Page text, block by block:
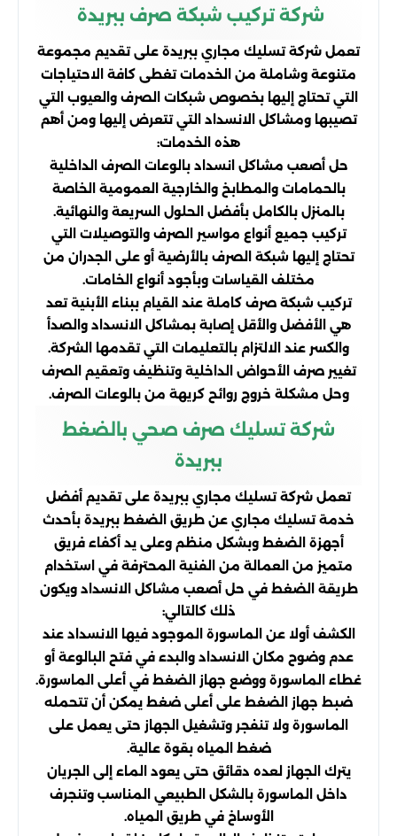
شركة تركيب شبكة صرف ببريدة
تعمل شركة تسليك مجاري ببريدة على تقديم مجموعة
متنوعة وشاملة من الخدمات تغطى كافة الاحتياجات
التي تحتاج إليها بخصوص شبكات الصرف والعيوب التي
تصيبها ومشاكل الانسداد التي تتعرض إليها ومن أهم
هذه الخدمات:
حل أصعب مشاكل انسداد بالوعات الصرف الداخلية
بالحمامات والمطابخ والخارجية العمومية الخاصة
بالمنزل بالكامل بأفضل الحلول السريعة والنهائية.
تركيب جميع أنواع مواسير الصرف والتوصيلات التي
تحتاج إليها شبكة الصرف بالأرضية أو على الجدران من
مختلف القياسات وبأجود أنواع الخامات.
تركيب شبكة صرف كاملة عند القيام ببناء الأبنية تعد
هي الأفضل والأقل إصابة بمشاكل الانسداد والصدأ
والكسر عند الالتزام بالتعليمات التي تقدمها الشركة.
تغيير صرف الأحواض الداخلية وتنظيف وتعقيم الصرف
وحل مشكلة خروج روائح كريهة من بالوعات الصرف.
شركة تسليك صرف صحي بالضغط
ببريدة
تعمل شركة تسليك مجاري ببريدة على تقديم أفضل
خدمة تسليك مجاري عن طريق الضغط ببريدة بأحدث
أجهزة الضغط وبشكل منظم وعلى يد أكفاء فريق
متميز من العمالة من الفنية المحترفة في استخدام
طريقة الضغط في حل أصعب مشاكل الانسداد ويكون
ذلك كالتالي:
الكشف أولا عن الماسورة الموجود فيها الانسداد عند
عدم وضوح مكان الانسداد والبدء في فتح البالوعة أو
غطاء الماسورة ووضع جهاز الضغط في أعلى الماسورة.
ضبط جهاز الضغط على أعلى ضغط يمكن أن تتحمله
الماسورة ولا تنفجر وتشغيل الجهاز حتى يعمل على
ضغط المياه بقوة عالية.
يترك الجهاز لعده دقائق حتى يعود الماء إلى الجريان
داخل الماسورة بالشكل الطبيعي المناسب وتنجرف
الأوساخ في طريق المياه.